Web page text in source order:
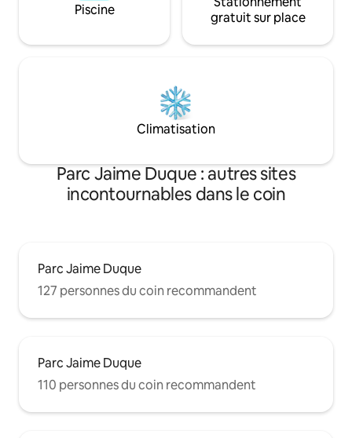
Piscine
gratuit sur place
Climatisation
Parc Jaime Duque : autres sites
incontournables dans le coin
Parc Jaime Duque
127 personnes du coin recommandent
Parc Jaime Duque
110 personnes du coin recommandent